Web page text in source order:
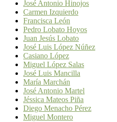
José Antonio Hinojos
Carmen Izquierdo
Francisca León
Pedro Lobato Hoyos
Juan Jesús Lobato
José Luis López Núñez
Casiano López
Miguel López Salas
José Luis Mancilla
María Marchán
José Antonio Martel
Jéssica Mateos Piña
Diego Menacho Pérez
Miguel Montero